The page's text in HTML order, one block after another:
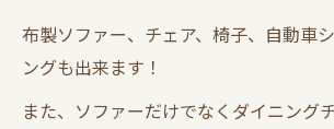
布製ソファー、チェア、椅子、自動車
ングも出来ます！
また、ソファーだけでなくダイニング